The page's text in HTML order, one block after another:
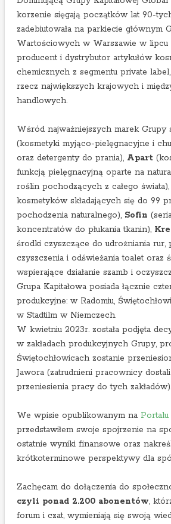
h
1
p
ó
ł
r
o
a
2
0
2
3
r
.
korzenie sięgają początków lat 90-
zadebiutowała na parkiecie głównym
Wartościowych w Warszawie w lipcu
producent i dystrybutor artykułów
chemicznych z segmentu private
rzecz największych krajowych i
handlowych.
Wśród najważniejszych marek Grupy
(kosmetyki myjąco-pielęgnacyjne i
oraz detergenty do prania), Apart
funkcją pielęgnacyjną oparte na
roślin pochodzących z całego świata),
kosmetyków składających się do 99
pochodzenia naturalnego), Sofin
koncentratów do płukania tkanin),
środki czyszczące do udrożniania rur,
czyszczenia i odświeżania toalet oraz
wspierające działanie szamb i
Grupa Kapitałowa posiada łącznie
produkcyjne: w Radomiu,
w Stadtilm w Niemczech.
W kwietniu 2023r. została podjęta
w zakładach produkcyjnych Grupy,
Świętochłowicach zostanie
Jawora (zatrudnieni pracownicy
przeniesienia pracy do tych zakładów).
We wpisie opublikowanym na
przedstawiłem swoje spojrzenie na
ostatnie wyniki finansowe oraz
krótkoterminowe perspektywy dla
Zachęcam do dołączenia do
czyli ponad 2.200 abonentów,
forum i czat, wymieniają się swoją